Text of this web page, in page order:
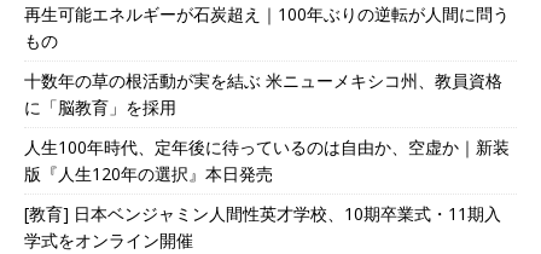
再生可能エネルギーが石炭超え｜100年ぶりの逆転が人間に問う
もの
十数年の草の根活動が実を結ぶ 米ニューメキシコ州、教員資格
に「脳教育」を採用
人生100年時代、定年後に待っているのは自由か、空虚か｜新装
版『人生120年の選択』本日発売
[教育] 日本ベンジャミン人間性英才学校、10期卒業式・11期入
学式をオンライン開催